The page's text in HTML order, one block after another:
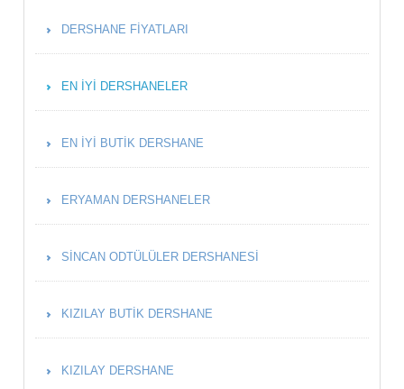
DERSHANE FIYATLARI
EN İYI DERSHANELER
EN İYI BUTIK DERSHANE
ERYAMAN DERSHANELER
SINCAN ODTÜLÜLER DERSHANESI
KIZILAY BUTIK DERSHANE
KIZILAY DERSHANE